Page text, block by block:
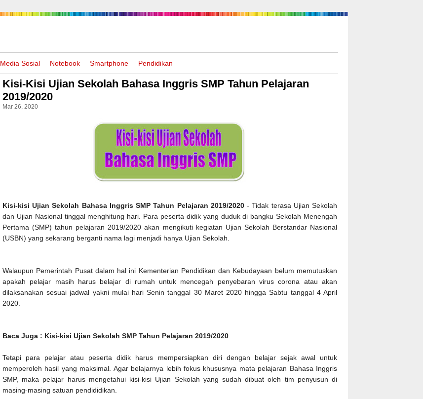
Media Sosial Notebook Smartphone Pendidikan
Kisi-Kisi Ujian Sekolah Bahasa Inggris SMP Tahun Pelajaran
2019/2020
Mar 26, 2020
Kisi-kisi Ujian Sekolah Bahasa Inggris SMP Tahun Pelajaran 2019/2020- Tidak terasa Ujian Sekolah
dan Ujian Nasional tinggal menghitung hari. Para peserta didik yang duduk di bangku Sekolah Menengah
Pertama (SMP) tahun pelajaran 2019/2020 akan mengikuti kegiatan Ujian Sekolah Berstandar Nasional
(USBN) yang sekarang berganti nama lagi menjadi hanya Ujian Sekolah.
Walaupun Pemerintah Pusat dalam hal ini Kementerian Pendidikan dan Kebudayaan belum memutuskan
apakah pelajar masih harus belajar di rumah untuk mencegah penyebaran virus corona atau akan
dilaksanakan sesuai jadwal yakni mulai hari Senin tanggal 30 Maret 2020 hingga Sabtu tanggal 4 April
2020.
Baca Juga : Kisi-kisi Ujian Sekolah SMP Tahun Pelajaran 2019/2020
Tetapi para pelajar atau peserta didik harus mempersiapkan diri dengan belajar sejak awal untuk
memperoleh hasil yang maksimal. Agar belajarnya lebih fokus khususnya mata pelajaran Bahasa Inggris
SMP, maka pelajar harus mengetahui kisi-kisi Ujian Sekolah yang sudah dibuat oleh tim penyusun di
masing-masing satuan pendididikan.